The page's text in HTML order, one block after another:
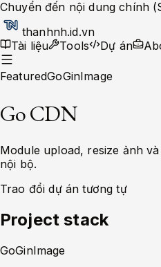
Chuyển đến nội dung chính
thanhnh.id.vn
Tài liệu
Tools Dự án
FeaturedGoGinImage
Go CDN
Module upload, resize ảnh
nội bộ.
Trao đổi dự án tương tự
Project stack
GoGinImage